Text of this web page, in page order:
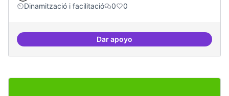
Dinamització i facilitació
0 0
Dar apoyoIncubadora d'ILPs